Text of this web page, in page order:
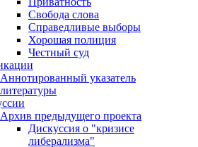
Свобода слова
Справедливые выборы
Хорошая полиция
Честный суд
Аннотированный указатель
литературы
Архив предыдущего проекта
Дискуссия о "кризисе
либерализма"